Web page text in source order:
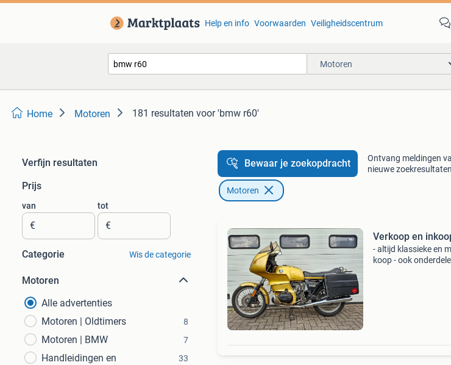
Help en info Voorwaarden Veiligheidscentrum
Motoren
Home Motoren 181 resultaten voor 'bmw r60'
Verfijn resultaten
Prijs
van
€
tot
€
Categorie Wis de categorie
Motoren
Alle advertenties
Motoren | Oldtimers
8
Motoren | BMW 7
Handleidingen en
33
Bewaar je zoekopdracht
Ontvang meldingen
nieuwe zoekresultaten
Motoren
- altijd klassieke en
koop - ook